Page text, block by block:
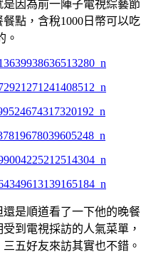
因為前一陣子電視綜藝節
點，含稅1000日幣可以吃
。
是順道看了一下他的晚餐
到電視採訪的人氣菜單，
五好友來訪其實也不錯。